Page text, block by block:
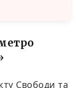
Свободи та